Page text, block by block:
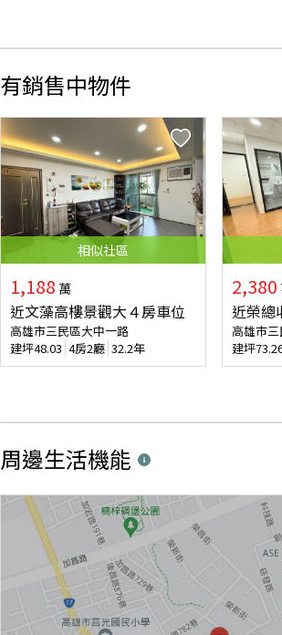
有銷售中物件
相似社區
1,188 萬
近文藻高樓景觀大４房車位
高雄市三民區大中一路
建坪48.03 4房2廳 32.2年
2,380
近榮總
高雄市
建坪
周邊生活機能